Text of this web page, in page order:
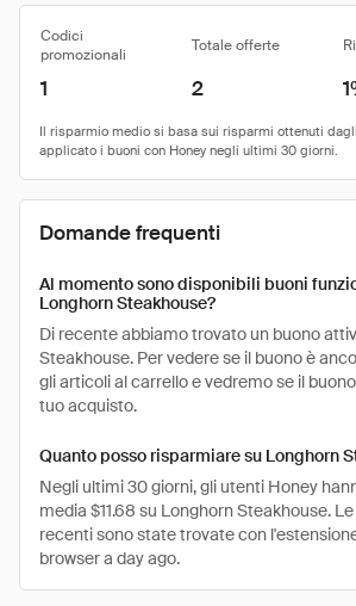
Codici
promozionali
Totale offerte
1 2
Domande frequenti
Al momento sono disponibili buoni
Longhorn Steakhouse?
Di recente abbiamo trovato un buono
Steakhouse. Per vedere se il buono è
gli articoli al carrello e vedremo se il
tuo acquisto.
Quanto posso risparmiare su Longhorn
Negli ultimi 30 giorni, gli utenti Honey
media $11.68 su Longhorn Steakhouse.
recenti sono state trovate con
browser a day ago.